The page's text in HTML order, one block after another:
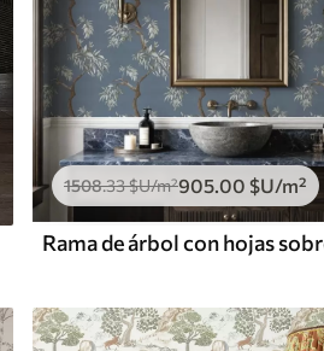
1508.33$U/m²905.00 $U/m²